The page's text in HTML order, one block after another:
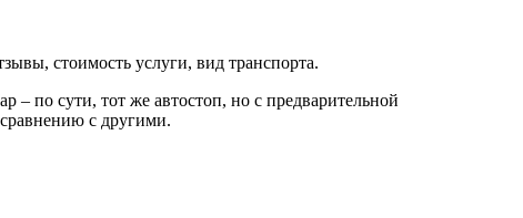
стоимость услуги, вид транспорта.
– по сути, тот же автостоп, но с предварительной
с другими.